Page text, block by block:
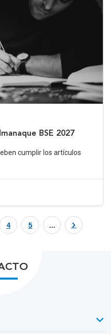
BSE 2027
cumplir los artículos
4 5 ...